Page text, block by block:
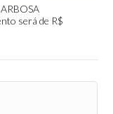
será de R$